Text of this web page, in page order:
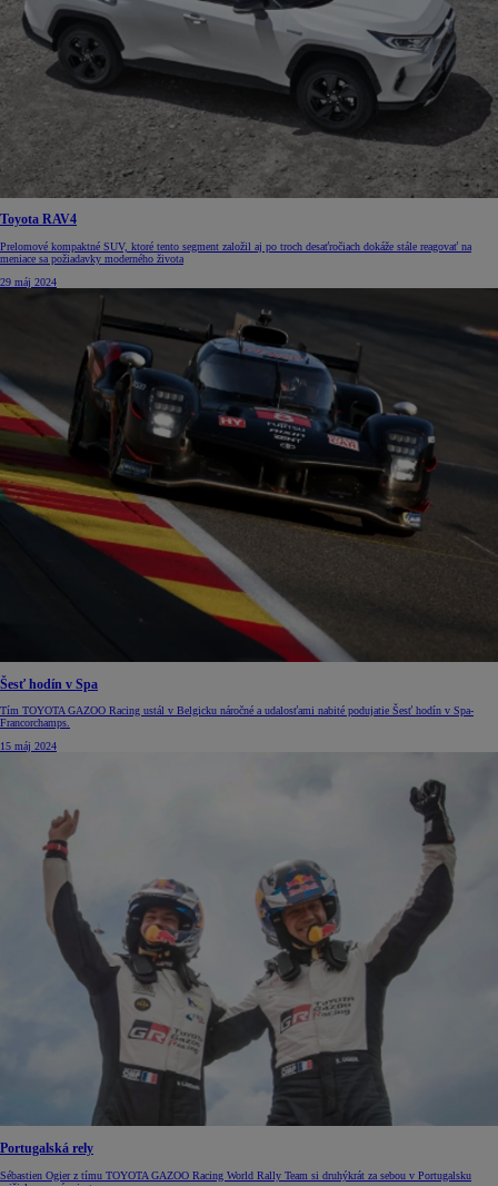
Toyota RAV4
Prelomové kompaktné SUV, ktoré tento segment založil aj po troch desaťročiach dokáže stále reagovať na
meniace sa požiadavky moderného života
29 máj 2024
Šesť hodín v Spa
Tím TOYOTA GAZOO Racing ustál v Belgicku náročné a udalosťami nabité podujatie Šesť hodín v Spa-
Francorchamps.
15 máj 2024
Portugalská rely
Sébastien Ogier z tímu TOYOTA GAZOO Racing World Rally Team si druhýkrát za sebou v Portugalsku